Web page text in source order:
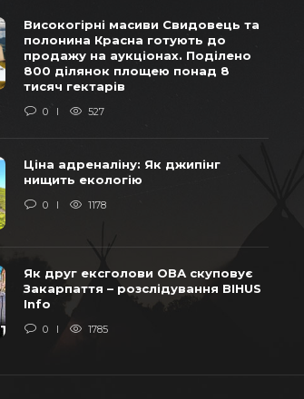
Високогірні масиви Свидовець та
полонина Красна готують до
продажу на аукціонах. Поділено
800 ділянок площею понад 8
тисяч гектарів
0 527
Ціна адреналіну: Як джипінг
нищить екологію
0 1178
Як друг ексголови ОВА скуповує
Закарпаття – розслідування BIHUS
Info
0 1785